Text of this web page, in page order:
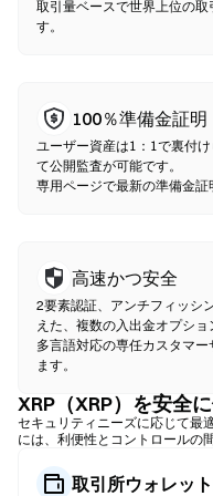
ください。ガス代が発生し
型市場と異なる場合がある
取引量ベースで世界上位の
す。
100％準備金証明
ユーザー資産は1：1で裏付
て公開監査が可能です。
専用ページで最新の準備金証
高速かつ安全
2要素認証、アンチフィッシ
えた、複数の入出金オプショ
多言語対応の専任カスタマ
ます。
XRP（XRP）を安全
セキュリティニーズに応じて最
には、利便性とコントロールの
取引所ウォレット